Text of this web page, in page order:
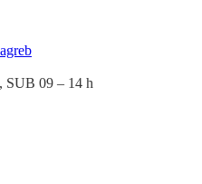
09 – 14 h